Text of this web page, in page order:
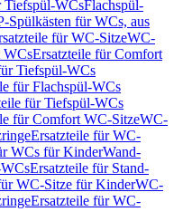
Tiefspül-WCsFlachspül-
Spülkästen für WCs, aus
für WC-SitzeWC-
WCsErsatzteile für Comfort
Tiefspül-WCs
für Flachspül-WCs
für Tiefspül-WCs
für Comfort WC-SitzeWC-
Ersatzteile für WC-
WCs für KinderWand-
Ersatzteile für Stand-
WC-Sitze für KinderWC-
Ersatzteile für WC-